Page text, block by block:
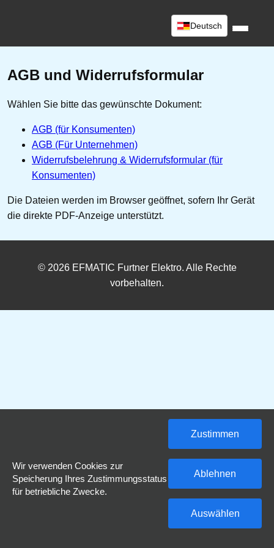
Deutsch
AGB und Widerrufsformular
Wählen Sie bitte das gewünschte Dokument:
AGB (für Konsumenten)
AGB (Für Unternehmen)
Widerrufsbelehrung & Widerrufsformular (für
Konsumenten)
Die Dateien werden im Browser geöffnet, sofern Ihr Gerät
die direkte PDF-Anzeige unterstützt.
© 2026 EFMATIC Furtner Elektro. Alle Rechte
vorbehalten.
Wir verwenden Cookies zur
Speicherung Ihres Zustimmungsstatus
für betriebliche Zwecke.
Zustimmen
Ablehnen
Auswählen